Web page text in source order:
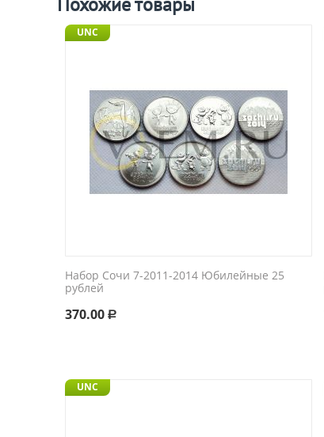
UNC
Набор Сочи 7-2011-2014 Юбилейные 25
рублей
370.00 Р
UNC